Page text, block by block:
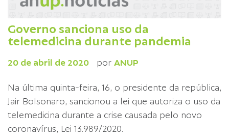
Governo sanciona uso da
telemedicina durante pandemia
20 de abril de 2020 por ANUP
Na última quinta-feira, 16, o presidente da república,
Jair Bolsonaro, sancionou a lei que autoriza o uso da
telemedicina durante a crise causada pelo novo
coronavírus, Lei 13.989/2020.